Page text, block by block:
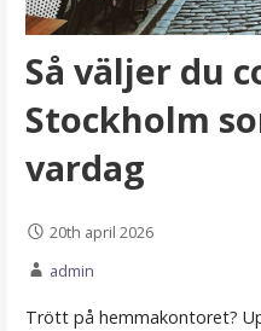
Så väljer du
Stockholm
vardag
20th april 2026
admin
Trött på hemmakontoret?